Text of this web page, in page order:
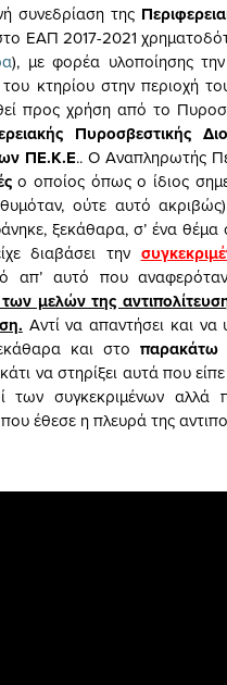
συνεδρίαση της
ΕΑΠ 2017-2021
), με φορέα υλοποίησης
του κτηρίου στην περιοχή
προς χρήση από το
Πυροσβεστικής
ΠΕ.Κ.Ε.. Ο Αναπληρωτής
ο οποίος όπως ο ίδιος
ούτε αυτό
ξεκάθαρα, σ’ ένα
διαβάσει την
απ’ αυτό που
μελών της
Aντί να απαντήσει και
και στο παρακάτω
να στηρίξει αυτά που
των συγκεκριμένων αλλά
έθεσε η πλευρά της